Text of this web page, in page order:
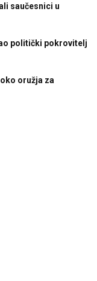
saučesnici u
politički pokrovitelj
oružja za